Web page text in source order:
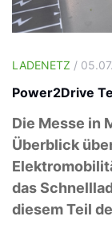
LADENETZ /
Power2Drive
Die Messe in
Überblick
das
diesem Teil